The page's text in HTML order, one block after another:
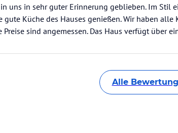
uns in sehr guter Erinnerung geblieben. Im
gute Küche des Hauses genießen. Wir haben
Preise sind angemessen. Das Haus verfügt über
Alle